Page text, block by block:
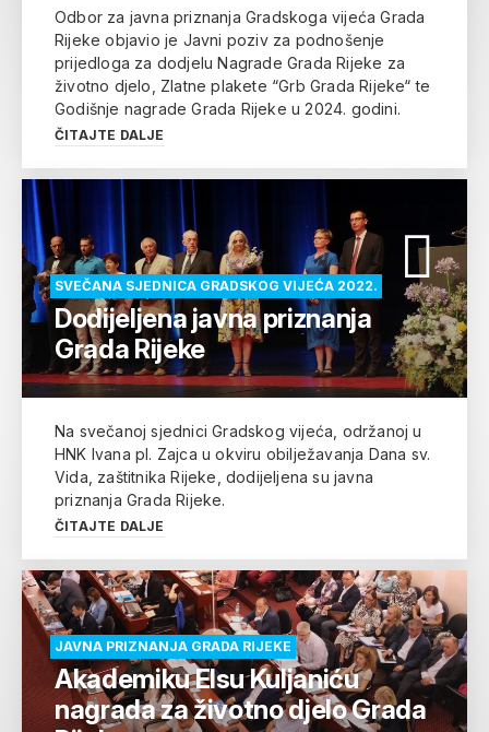
Odbor za javna priznanja Gradskoga vijeća Grada
Rijeke objavio je Javni poziv za podnošenje
prijedloga za dodjelu Nagrade Grada Rijeke za
životno djelo, Zlatne plakete “Grb Grada Rijeke“ te
Godišnje nagrade Grada Rijeke u 2024. godini.
ČITAJTE DALJE
SVEČANA SJEDNICA GRADSKOG VIJEĆA 2022.
Dodijeljena javna priznanja
Grada Rijeke
Na svečanoj sjednici Gradskog vijeća, održanoj u
HNK Ivana pl. Zajca u okviru obilježavanja Dana sv.
Vida, zaštitnika Rijeke, dodijeljena su javna
priznanja Grada Rijeke.
ČITAJTE DALJE
JAVNA PRIZNANJA GRADA RIJEKE
Akademiku Elsu Kuljaniću
nagrada za životno djelo Grada